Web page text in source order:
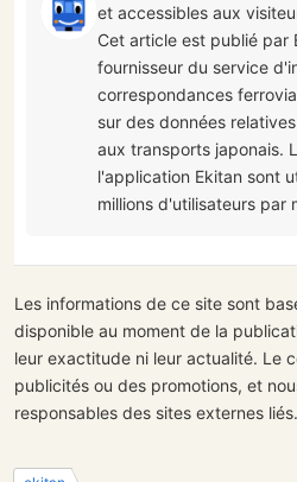
et accessibles aux
Cet article est publié par
fournisseur du service
correspondances
sur des données
aux transports japonais.
l'application Ekitan sont
millions d'utilisateurs par
Les informations de ce site sont
disponible au moment de la
leur exactitude ni leur actualité. Le
publicités ou des promotions, et
responsables des sites externes liés.